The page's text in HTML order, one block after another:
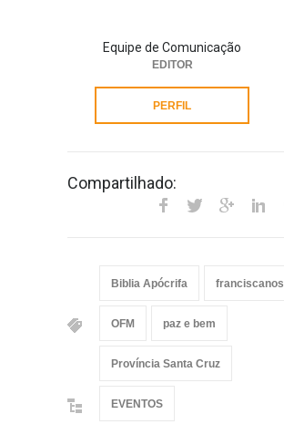
Equipe de Comunicação
EDITOR
PERFIL
Compartilhado:
Biblia Apócrifa franciscanos
OFM paz e bem
Província Santa Cruz
EVENTOS